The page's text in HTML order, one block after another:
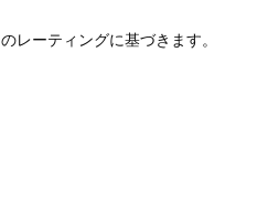
レーティングに基づきます。